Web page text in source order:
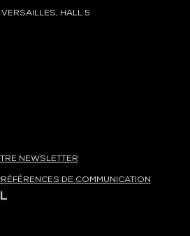
HALL 5
NEWSLETTER
DE COMMUNICATION